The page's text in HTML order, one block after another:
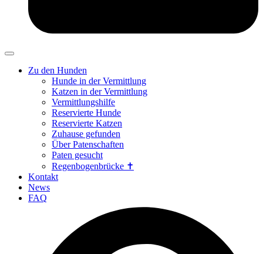
Zu den Hunden
Hunde in der Vermittlung
Katzen in der Vermittlung
Vermittlungshilfe
Reservierte Hunde
Reservierte Katzen
Zuhause gefunden
Über Patenschaften
Paten gesucht
Regenbogenbrücke ✝
Kontakt
News
FAQ